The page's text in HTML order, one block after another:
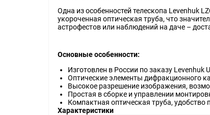
Одна из особенностей телескопа Levenhuk
укороченная оптическая труба, что
астрофестов или наблюдений на даче –
Основные особенности:
Изготовлен в России по заказу Levenhuk
Оптические элементы дифракционного
Высокое разрешение изображения,
Простая в сборке и управлении
Компактная оптическая труба, удобство
Характеристики